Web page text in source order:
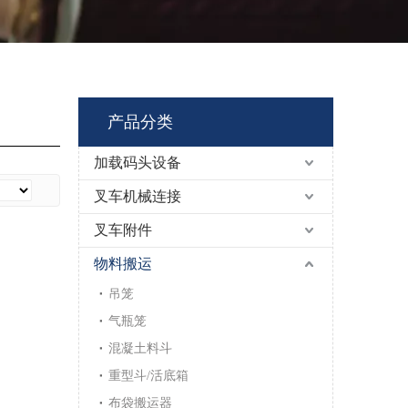
产品分类
加载码头设备
叉车机械连接
叉车附件
物料搬运
吊笼
气瓶笼
混凝土料斗
重型斗/活底箱
布袋搬运器